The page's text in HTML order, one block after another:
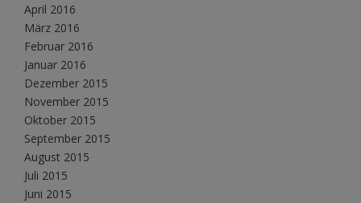
April 2016
März 2016
Februar 2016
Januar 2016
Dezember 2015
November 2015
Oktober 2015
September 2015
August 2015
Juli 2015
Juni 2015